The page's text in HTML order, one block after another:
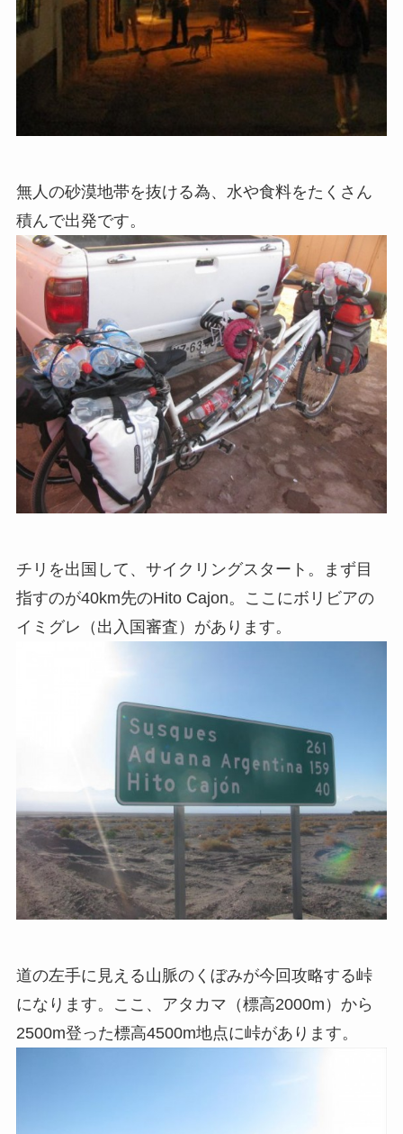
無人の砂漠地帯を抜ける為、水や食料をたくさん
積んで出発です。
チリを出国して、サイクリングスタート。まず目
指すのが40km先のHito Cajon。ここにボリビアの
イミグレ（出入国審査）があります。
道の左手に見える山脈のくぼみが今回攻略する峠
になります。ここ、アタカマ（標高2000m）から
2500m登った標高4500m地点に峠があります。